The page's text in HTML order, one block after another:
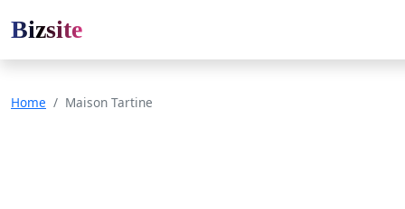
Bizsite
Home Maison Tartine